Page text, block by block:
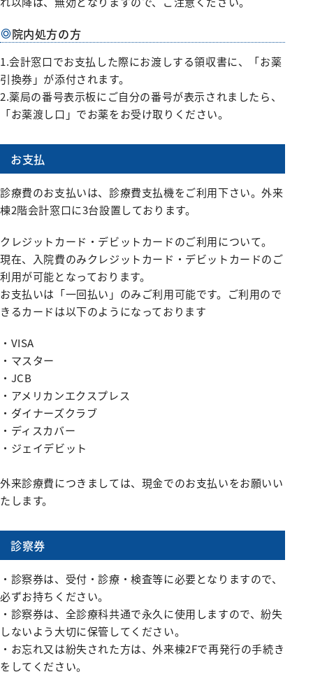
院内処方の方
1.会計窓口でお支払した際にお渡しする領収書に、「お薬
引換券」が添付されます。
2.薬局の番号表示板にご自分の番号が表示されましたら、
「お薬渡し口」でお薬をお受け取りください。
お支払
診療費のお支払いは、診療費支払機をご利用下さい。外来
棟2階会計窓口に3台設置しております。
クレジットカード・デビットカードのご利用について。
現在、入院費のみクレジットカード・デビットカードのご
利用が可能となっております。
お支払いは「一回払い」のみご利用可能です。ご利用ので
きるカードは以下のようになっております
・VISA
・マスター
・JCB
・アメリカンエクスプレス
・ダイナーズクラブ
・ディスカバー
・ジェイデビット
外来診療費につきましては、現金でのお支払いをお願いい
たします。
診察券
・診察券は、受付・診療・検査等に必要となりますので、
必ずお持ちください。
・診察券は、全診療科共通で永久に使用しますので、紛失
しないよう大切に保管してください。
・お忘れ又は紛失された方は、外来棟2Fで再発行の手続き
をしてください。